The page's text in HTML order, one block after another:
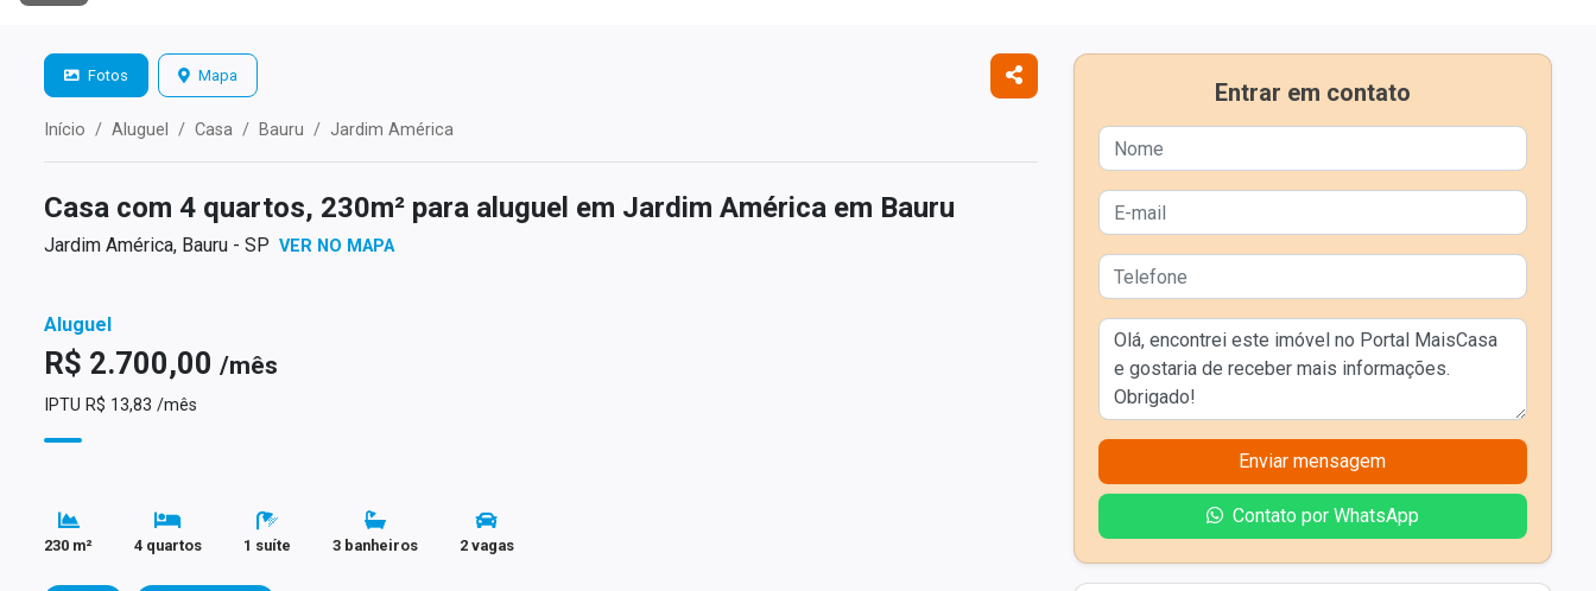
Fotos Mapa
Início Aluguel Casa Bauru Jardim América
Casa com 4 quartos, 230m² para aluguel em Jardim América em Bauru
Jardim América, Bauru - SP VER NO MAPA
Aluguel
R$ 2.700,00 /mês
IPTU R$ 13,83 /mês
230 m² 4 quartos 1 suíte 3 banheiros 2 vagas
Entrar em contato
Enviar mensagem
Contato por WhatsApp